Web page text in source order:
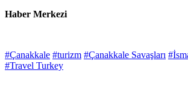
Haber Merkezi
#Çanakkale #turizm #Çanakkale Savaşları
#Travel Turkey